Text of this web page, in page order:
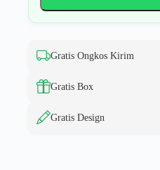
Gratis Ongkos Kirim
Gratis Box
Gratis Design